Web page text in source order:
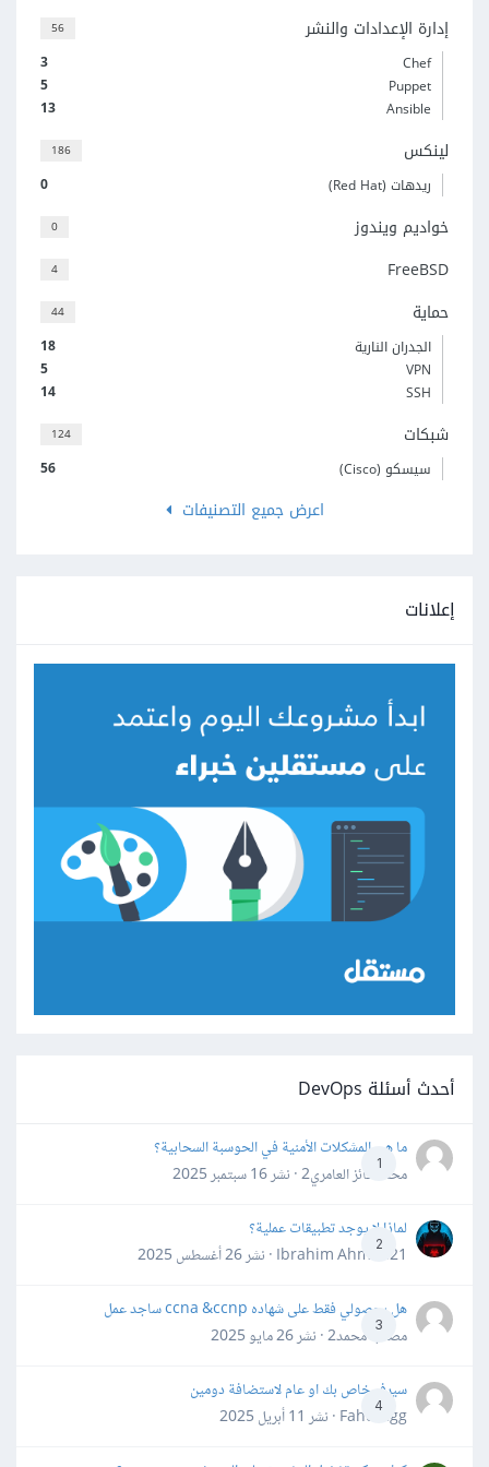
56 إدارة الإعدادات والنشر
3
Chef
5
Puppet
13
Ansible
186 لينكس
0 ريدهات (Red Hat)
0 خواديم ويندوز
4 FreeBSD
44 حماية
18
الجدران النارية
5
VPN
14
SSH
124 شبكات
56 سيسكو (Cisco)
اعرض جميع التصنيفات
إعلانات
أحدث أسئلة DevOps
1
ما هي المشكلات الأمنية في الحوسبة السحابية؟
محمد فائز العامري2 · نشر
16 سبتمبر 2025
2
لماذا لا يوجد تطبيقات عملية؟
Ibrahim Ahmed21 · نشر
26 أغسطس 2025
3
هل بحصولي فقط على شهاده ccna &ccnp ساجد عمل
مصعب محمد2 · نشر
26 مايو 2025
4
سيرفر خاص بك او عام لاستضافة دومين
Fahd Ggg · نشر
11 أبريل 2025